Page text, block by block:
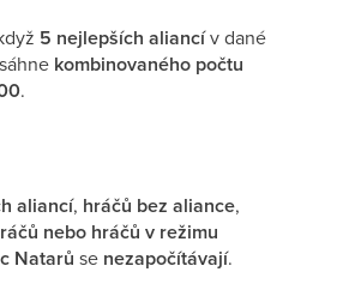
5 nejlepších aliancív dané
kombinovaného počtu
.
aliancí, hráčů bez aliance,
nebo hráčů v režimu
Natarů se nezapočítávají.